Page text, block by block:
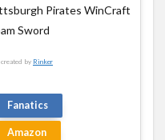
Pirates WinCraft
Sword
created by Rinker
Fanatics
Amazon